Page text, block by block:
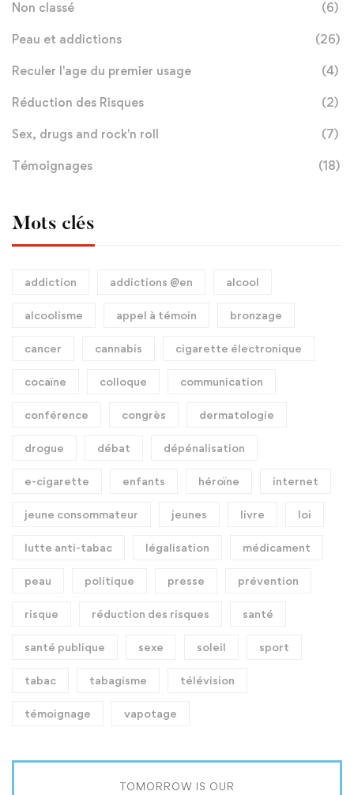
Non classé (6)
Peau et addictions (26)
Reculer l'age du premier usage (4)
Réduction des Risques (2)
Sex, drugs and rock'n roll (7)
Témoignages (18)
Mots clés
addiction addictions @en alcool
alcoolisme appel à témoin bronzage
cancer cannabis cigarette électronique
cocaïne colloque communication
conférence congrès dermatologie
drogue débat dépénalisation
e-cigarette enfants héroïne internet
jeune consommateur jeunes livre loi
lutte anti-tabac légalisation médicament
peau politique presse prévention
risque réduction des risques santé
santé publique sexe soleil sport
tabac tabagisme télévision
témoignage vapotage
TOMORROW IS OUR